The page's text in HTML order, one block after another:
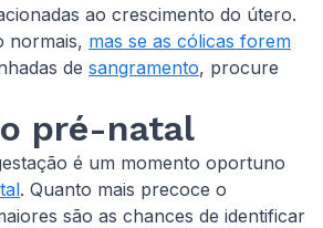
ao crescimento do útero.
normais, mas se as cólicas forem
de sangramento, procure
pré-natal
é um momento oportuno
. Quanto mais precoce o
são as chances de identificar